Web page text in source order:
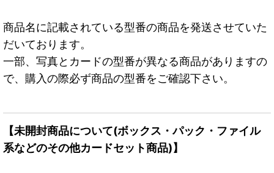
商品名に記載されている型番の商品を発送させていた
だいております。
一部、写真とカードの型番が異なる商品がありますの
で、購入の際必ず商品の型番をご確認下さい。
【未開封商品について(ボックス・パック・ファイル
系などのその他カードセット商品)】